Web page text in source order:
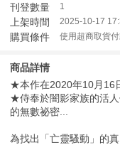
刊登數量 1
上架時間 2025-10-17
購買條件 使用超商取貨
商品詳情
★本作在2020年10月16
★侍奉於闇影家族的活人
的無數祕密...
為找出「亡靈騷動」的